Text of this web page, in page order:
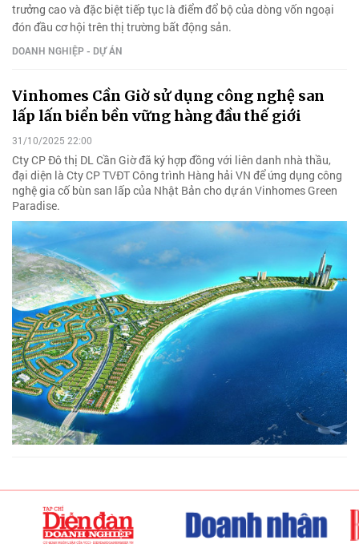
trưởng cao và đặc biệt tiếp tục là điểm đổ bộ của dòng vốn ngoại
đón đầu cơ hội trên thị trường bất động sản.
DOANH NGHIỆP - DỰ ÁN
Vinhomes Cần Giờ sử dụng công nghệ san
lấp lấn biển bền vững hàng đầu thế giới
31/10/2025 22:00
Cty CP Đô thị DL Cần Giờ đã ký hợp đồng với liên danh nhà thầu,
đại diện là Cty CP TVĐT Công trình Hàng hải VN để ứng dụng công
nghệ gia cố bùn san lấp của Nhật Bản cho dự án Vinhomes Green
Paradise.